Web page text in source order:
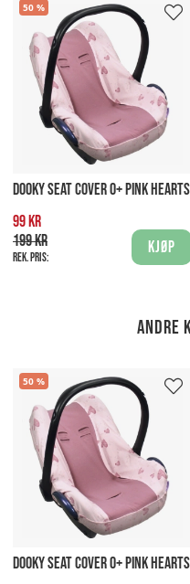
50
DOOKY SEAT COVER 0+ PINK HEARTS
99 kr
199 kr
Rek. pris:
Kjøp
Andre
50
DOOKY SEAT COVER 0+ PINK HEARTS